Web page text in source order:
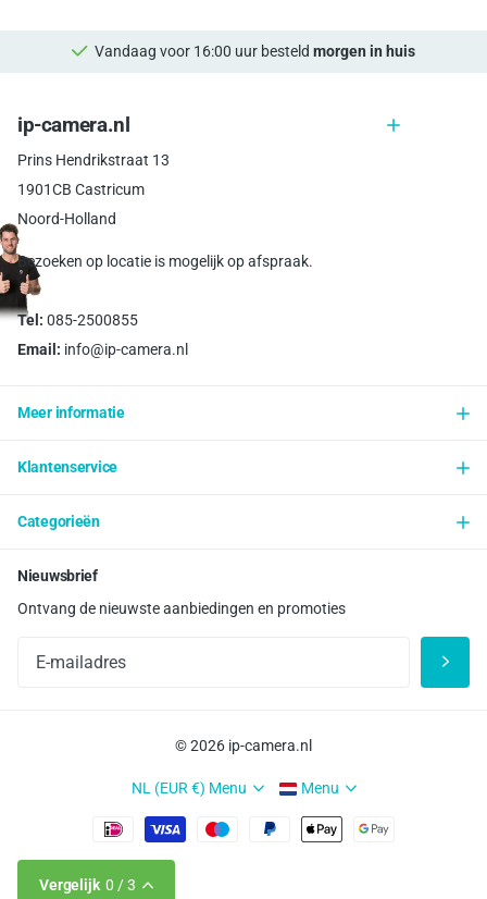
Vandaag voor 16:00 uur besteld morgen in huis
ip-camera.nl
Prins Hendrikstraat 13
1901CB Castricum
Noord-Holland
Bezoeken op locatie is mogelijk op afspraak.
Tel: 085-2500855
Email: info@ip-camera.nl
Meer informatie
Klantenservice
Categorieën
Nieuwsbrief
Ontvang de nieuwste aanbiedingen en promoties
©2026 ip-camera.nl
NL (EUR €) Menu Menu
Vergelijk 0 / 3